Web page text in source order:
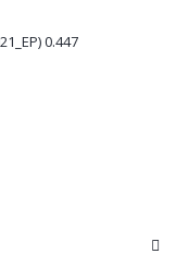
0.447